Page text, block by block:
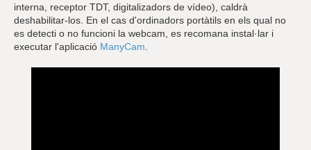
interna, receptor TDT, digitalizadors de vídeo), caldrà
deshabilitar-los. En el cas d'ordinadors portàtils en els qual no
es detecti o no funcioni la webcam, es recomana instal·lar i
executar l'aplicació ManyCam